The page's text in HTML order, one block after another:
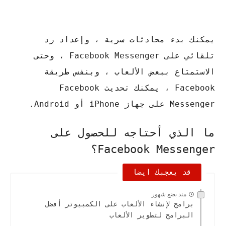
يمكنك بدء محادثات سرية ، وإعداد رد
تلقائي على Facebook Messenger ، وحتى
الاستمتاع ببعض الألعاب ، وبنفس طريقة
Facebook ، يمكنك تحديث Facebook
Messenger على جهاز iPhone أو Android.
ما الذي أحتاجه للحصول على
Facebook Messenger؟
قد يعجبك ايضا
منذ بضع شهور
برامج لإنشاء الألعاب على الكمبيوتر أفضل
البرامج لتطوير الألعاب